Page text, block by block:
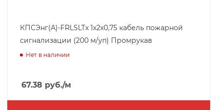
КПСЭнг(А)-FRLSLTx 1х2х0,75 кабель пожарной
сигнализации (200 м/уп) Промрукав
Нет в наличии
67.38 руб./м